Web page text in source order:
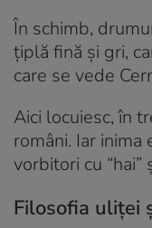
În schimb,
țiplă fină și gri,
care se vede
Aici locuiesc, în
români. Iar
vorbitori cu “hai”
Filosofia uliței